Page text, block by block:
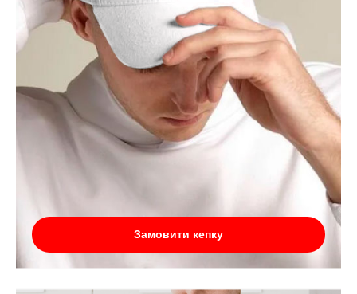
Замовити кепку